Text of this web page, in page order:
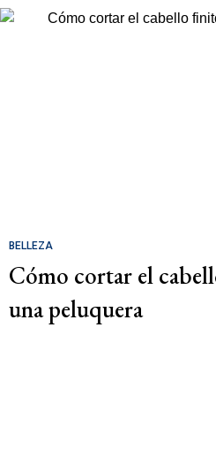
BELLEZA
Cómo cortar el
una peluquera